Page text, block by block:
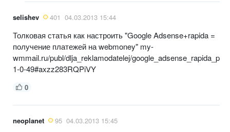
selishev 401 04.03.2013 15:44
Толковая статья как настроить "Google Adsense+rapida =
получение платежей на webmoney" my-
wmmail.ru/publ/dlja_reklamodatelej/
1-0-49#axzz283RQPiVY
0
neoplanet 95 04.03.2013 15:45